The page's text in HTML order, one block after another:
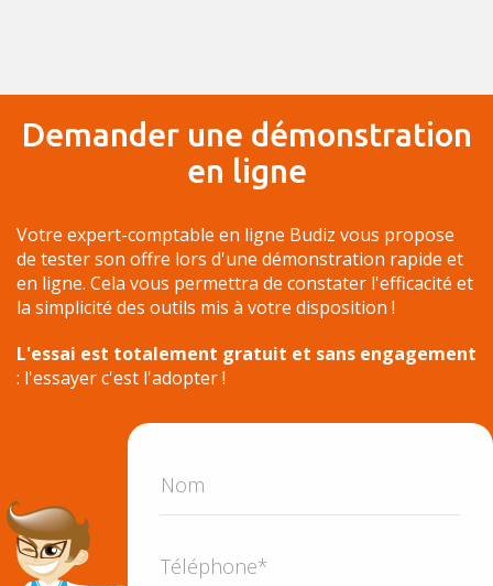
Demander une démonstration
en ligne
Votre expert-comptable en ligne Budiz vous propose
de tester son offre lors d'une démonstration rapide et
en ligne. Cela vous permettra de constater l'efficacité et
la simplicité des outils mis à votre disposition !
L'essai est totalement gratuit et sans engagement
: l'essayer c'est l'adopter !